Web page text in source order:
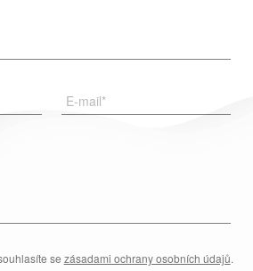
E-mail*
se zásadami ochrany osobních údajů.